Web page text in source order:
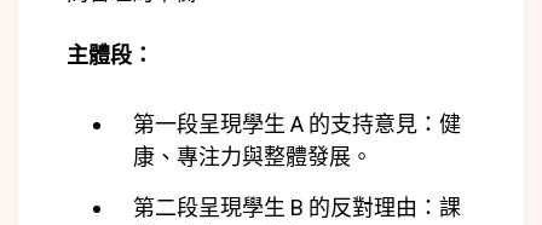
主體段：
第一段呈現學生 A 的支持意見：健
康、專注力與整體發展。
第二段呈現學生 B 的反對理由：課